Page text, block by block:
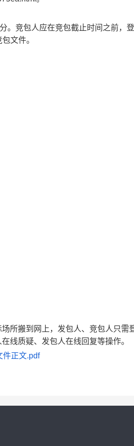
。竞包人应在竞包截止时间之前，
文件。
所搬到网上，发包人、竞包人只需
线质疑、发包人在线回复等操作。
件正文.pdf